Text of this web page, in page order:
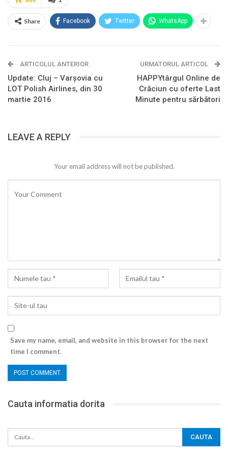
Share Facebook Twitter WhatsApp
ARTICOLUL ANTERIOR
Update: Cluj – Varşovia cu
LOT Polish Airlines, din 30
martie 2016
URMATORUL ARTICOL
HAPPYtârgul Online de
Crăciun cu oferte Last
Minute pentru sărbători
LEAVE A REPLY
Your email address will not be published.
Save my name, email, and website in this browser for the next
time I comment.
Cauta informatia dorita